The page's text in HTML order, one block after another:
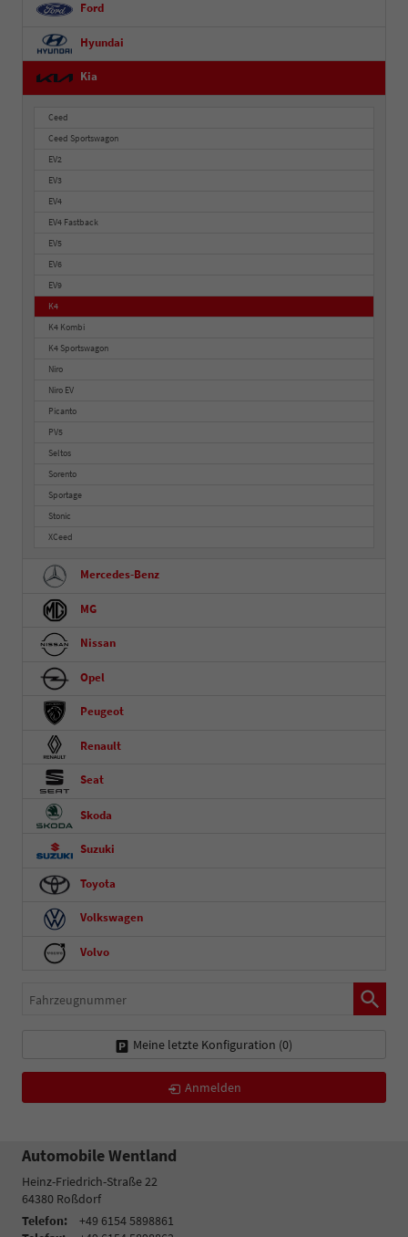
Ford
Hyundai
Kia
Ceed
Ceed Sportswagon
EV2
EV3
EV4
EV4 Fastback
EV5
EV6
EV9
K4
K4 Kombi
K4 Sportswagon
Niro
Niro EV
Picanto
PV5
Seltos
Sorento
Sportage
Stonic
XCeed
Mercedes-Benz
MG
Nissan
Opel
Peugeot
Renault
Seat
Skoda
Suzuki
Toyota
Volkswagen
Volvo
Fahrzeugnummer
Meine letzte Konfiguration (0)
Anmelden
Automobile Wentland
Heinz-Friedrich-Straße 22
64380 Roßdorf
Telefon:
+49 6154 5898861